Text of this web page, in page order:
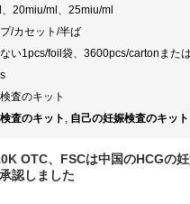
20miu/ml、25miu/ml
/カセット/半ば
い1pcs/foil袋、3600pcs/cartonまた
査のキット
査のキット , 自己の妊娠検査のキット
OTC、FSCは中国のHCGの
認しました